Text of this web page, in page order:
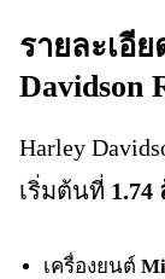
รายละเอี
Davidson
Harley
เริ่มต้นที่ 1.74
เครื่องยนต์